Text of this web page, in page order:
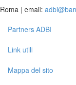
Roma | email:
Partners ADBI
Link utili
Mappa del sito